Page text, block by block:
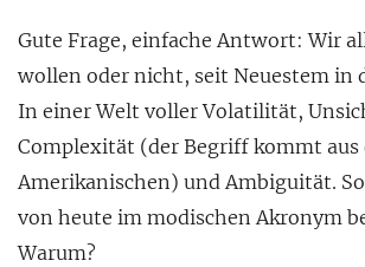
Gute Frage, einfache Antwort: Wir
wollen oder nicht, seit Neuestem in
In einer Welt voller Volatilität,
Complexität (der Begriff kommt aus
Amerikanischen) und Ambiguität.
von heute im modischen Akronym
Warum?